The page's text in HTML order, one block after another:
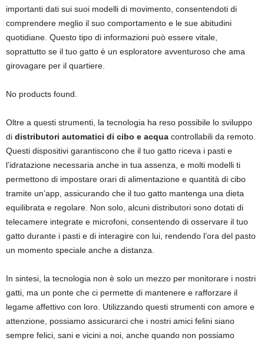
importanti dati sui suoi modelli di movimento, consentendoti di
comprendere meglio il suo comportamento e le sue abitudini
quotidiane. Questo tipo di informazioni può essere vitale,
soprattutto se il tuo gatto è un esploratore avventuroso che ama
girovagare per il quartiere.
No products found.
Oltre a questi strumenti, la tecnologia ha reso possibile lo sviluppo
di distributori automatici di cibo e acqua controllabili da remoto.
Questi dispositivi garantiscono che il tuo gatto riceva i pasti e
l’idratazione necessaria anche in tua assenza, e molti modelli ti
permettono di impostare orari di alimentazione e quantità di cibo
tramite un’app, assicurando che il tuo gatto mantenga una dieta
equilibrata e regolare. Non solo, alcuni distributori sono dotati di
telecamere integrate e microfoni, consentendo di osservare il tuo
gatto durante i pasti e di interagire con lui, rendendo l’ora del pasto
un momento speciale anche a distanza.
In sintesi, la tecnologia non è solo un mezzo per monitorare i nostri
gatti, ma un ponte che ci permette di mantenere e rafforzare il
legame affettivo con loro. Utilizzando questi strumenti con amore e
attenzione, possiamo assicurarci che i nostri amici felini siano
sempre felici, sani e vicini a noi, anche quando non possiamo